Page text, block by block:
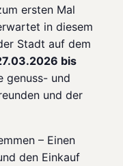
ersten Mal
in diesem
Stadt auf dem
bis
genuss- und
und der
– Einen
den Einkauf